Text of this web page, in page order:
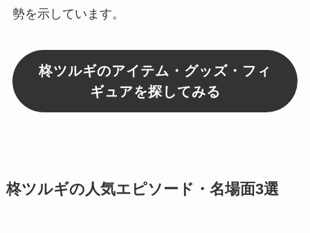
勢を示しています。
柊ツルギのアイテム・グッズ・フィ
ギュアを探してみる
柊ツルギの人気エピソード・名場面3選